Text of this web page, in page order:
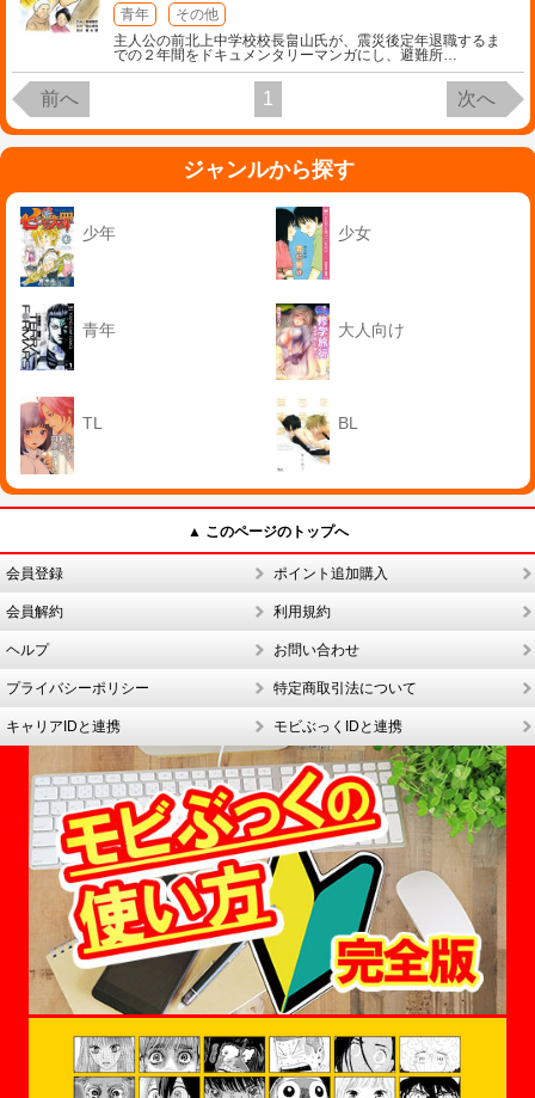
青年
その他
主人公の前北上中学校校長畠山氏が、震災後定年退職するま
での２年間をドキュメンタリーマンガにし、避難所…
前へ 1 次へ
ジャンルから探す
少年 少女
青年 大人向け
TL BL
▲ このページのトップへ
会員登録 ポイント追加購入
会員解約 利用規約
ヘルプ お問い合わせ
プライバシーポリシー 特定商取引法について
キャリアIDと連携 モビぶっくIDと連携